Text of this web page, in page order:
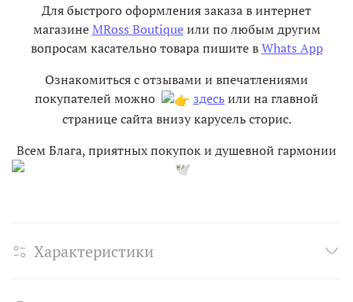
Для быстрого оформления заказа в интернет
магазинеMRoss Boutiqueили по любым другим
вопросам касательно товара пишите вWhats App
Ознакомиться с отзывами и впечатлениями
покупателей можно
здесьили на главной
странице сайта внизу карусель сторис.
Всем Блага, приятных покупок и душевной гармонии
Характеристики